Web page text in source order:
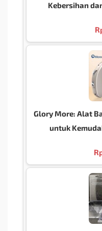
Kebersihan
Glory More: Alat
untuk